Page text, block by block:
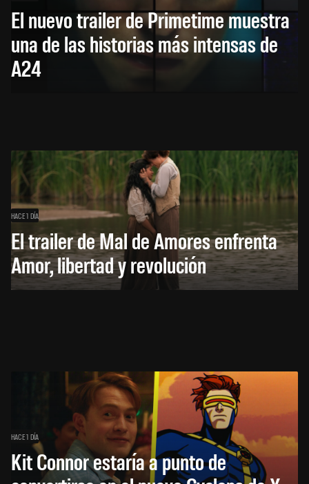
El nuevo trailer de Primetime muestra
una de las historias más intensas de
A24
HACE 1 DÍA
El trailer de Mal de Amores enfrenta
Amor, libertad y revolución
HACE 1 DÍA
Kit Connor estaría a punto de